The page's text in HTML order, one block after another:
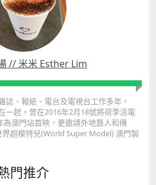
// 米米 Esther Lim
誌、報紙、電台及電視台工作多年，
一起。曾在2016年2月18號將荷李活電
為澳門站首映，更邀請外地藝人和傳
超模特兒(World Super Model) 澳門製
門推介